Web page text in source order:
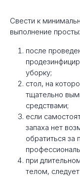
Свести к
выполнение
после
уборку;
стол, на
тщательно
средствами;
если
запаха нет
обратиться
при
телом,